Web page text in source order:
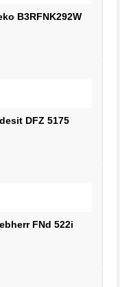
B3RFNK292W
DFZ 5175
FNd 522i